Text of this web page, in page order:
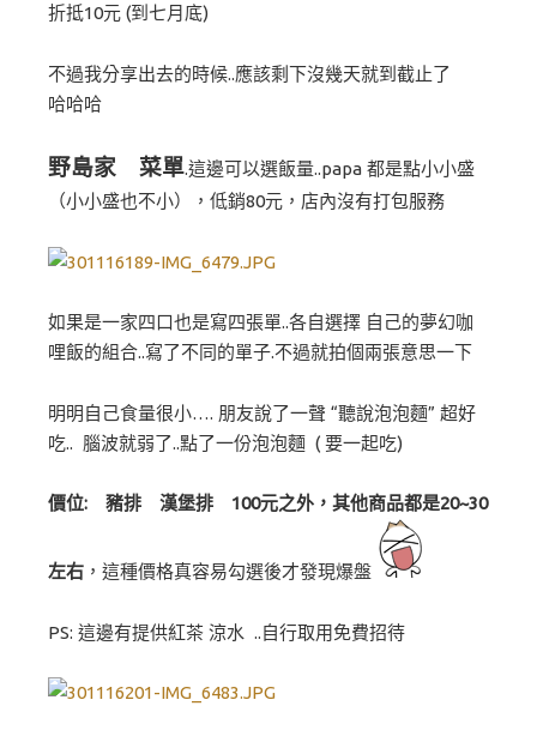
折抵10元 (到七月底)
不過我分享出去的時候..應該剩下沒幾天就到截止了
哈哈哈
野島家 菜單.這邊可以選飯量..papa 都是點小小盛
（小小盛也不小），低銷80元，店內沒有打包服務
如果是一家四口也是寫四張單..各自選擇 自己的夢幻咖
哩飯的組合..寫了不同的單子.不過就拍個兩張意思一下
明明自己食量很小…. 朋友說了一聲 “聽說泡泡麵” 超好
吃.. 腦波就弱了..點了一份泡泡麵 ( 要一起吃)
價位: 豬排 漢堡排 100元之外，其他商品都是20~30
左右 ，這種價格真容易勾選後才發現爆盤
PS: 這邊有提供紅茶 涼水 ..自行取用免費招待